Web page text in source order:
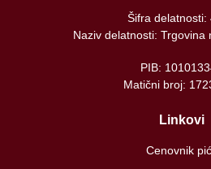
Šifra delatnosti:
Naziv delatnosti: Trgovina
PIB:
Matični broj:
Linkovi
Cenovnik